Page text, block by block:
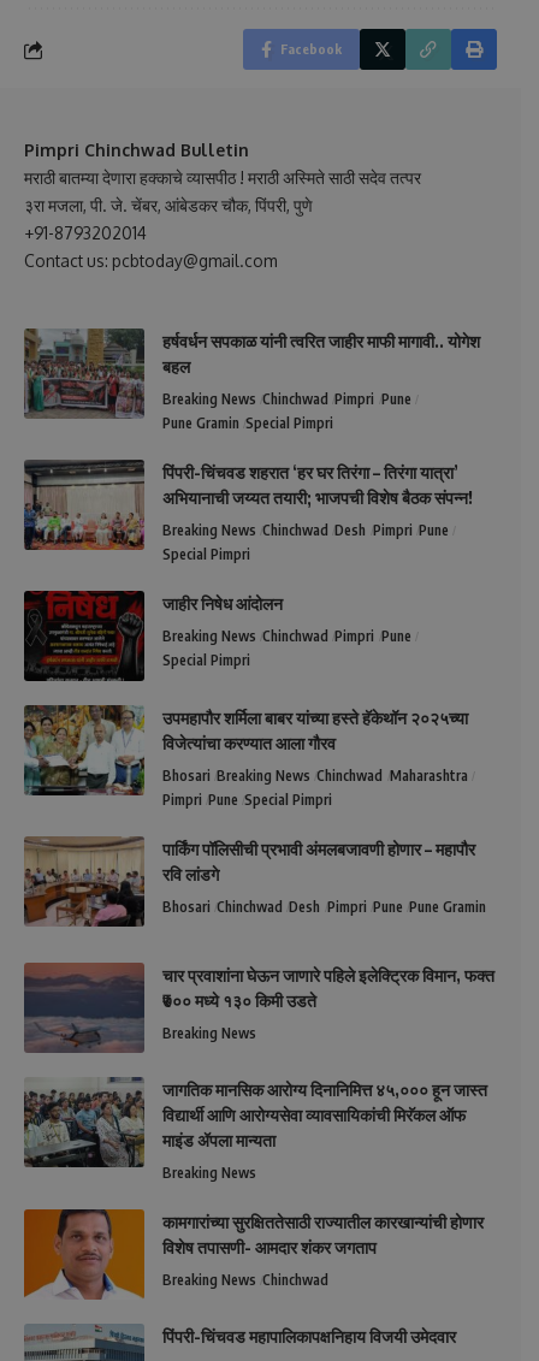
Facebook
Pimpri Chinchwad Bulletin
मराठी बातम्या देणारा हक्काचे व्यासपीठ ! मराठी अस्मिते साठी सदेव तत्पर
३रा मजला, पी. जे. चेंबर, आंबेडकर चौक, पिंपरी, पुणे
+91-8793202014
Contact us: pcbtoday@gmail.com
हर्षवर्धन सपकाळ यांनी त्वरित जाहीर माफी मागावी.. योगेश
बहल
Breaking News Chinchwad Pimpri Pune
Pune Gramin Special Pimpri
पिंपरी-चिंचवड शहरात ‘हर घर तिरंगा – तिरंगा यात्रा’
अभियानाची जय्यत तयारी; भाजपची विशेष बैठक संपन्न!
Breaking News Chinchwad Desh Pimpri Pune
Special Pimpri
जाहीर निषेध आंदोलन
Breaking News Chinchwad Pimpri Pune
Special Pimpri
उपमहापौर शर्मिला बाबर यांच्या हस्ते हॅकेथॉन २०२५च्या
विजेत्यांचा करण्यात आला गौरव
Bhosari Breaking News Chinchwad Maharashtra
Pimpri Pune Special Pimpri
पार्किंग पॉलिसीची प्रभावी अंमलबजावणी होणार – महापौर
रवि लांडगे
Bhosari Chinchwad Desh Pimpri Pune Pune Gramin
चार प्रवाशांना घेऊन जाणारे पहिले इलेक्ट्रिक विमान, फक्त
₹७०० मध्ये १३० किमी उडते
Breaking News
जागतिक मानसिक आरोग्य दिनानिमित्त ४५,००० हून जास्त
विद्यार्थी आणि आरोग्यसेवा व्यावसायिकांची मिरॅकल ऑफ
माइंड ॲपला मान्यता
Breaking News
कामगारांच्या सुरक्षिततेसाठी राज्यातील कारखान्यांची होणार
विशेष तपासणी- आमदार शंकर जगताप
Breaking News Chinchwad
पिंपरी-चिंचवड महापालिकापक्षनिहाय विजयी उमेदवार